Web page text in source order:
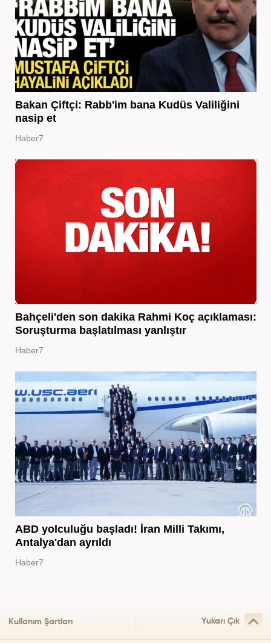
Bakan Çiftçi: Rabb'im bana Kudüs Valiliğini
nasip et
Haber7
Bahçeli'den son dakika Rahmi Koç açıklaması:
Soruşturma başlatılması yanlıştır
Haber7
ABD yolculuğu başladı! İran Milli Takımı,
Antalya'dan ayrıldı
Haber7
Kullanım Şartları Yukarı Çık